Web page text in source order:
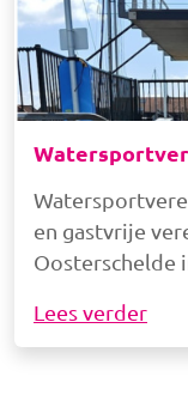
en gastvrije
Oosterschelde
Lees verder